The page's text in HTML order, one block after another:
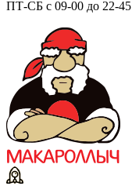
ПТ-СБ с 09-00 до 22-45